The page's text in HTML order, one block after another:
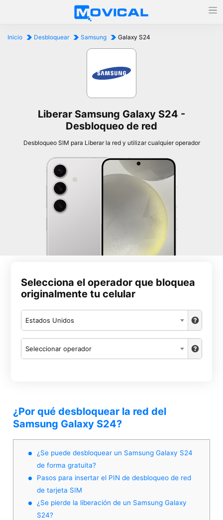
Inicio Desbloquear Samsung Galaxy S24
Liberar Samsung Galaxy S24 -
Desbloqueo de red
Desbloqueo SIM para Liberar la red y utilizar cualquier operador
Selecciona el operador que bloquea
originalmente tu celular
Estados Unidos
Seleccionar operador
¿Por qué desbloquear la red del
Samsung Galaxy S24?
¿Se puede desbloquear un Samsung Galaxy S24
de forma gratuita?
Pasos para insertar el PIN de desbloqueo de red
de tarjeta SIM
¿Se pierde la liberación de un Samsung Galaxy
S24?